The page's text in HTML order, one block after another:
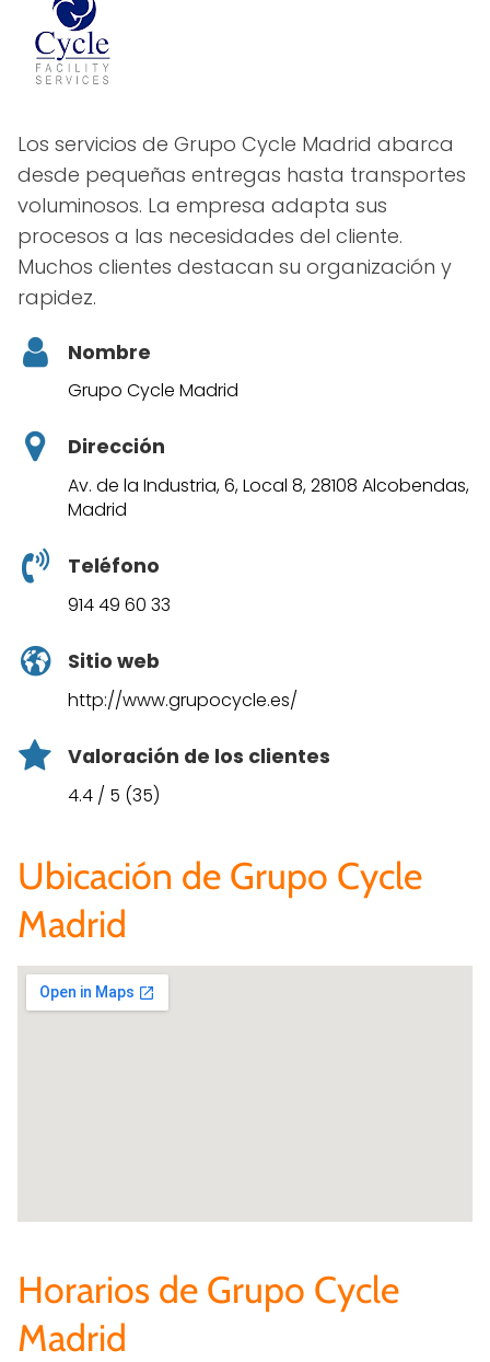
Los servicios de Grupo Cycle Madrid abarca
desde pequeñas entregas hasta transportes
voluminosos. La empresa adapta sus
procesos a las necesidades del cliente.
Muchos clientes destacan su organización y
rapidez.
Nombre
Grupo Cycle Madrid
Dirección
Av. de la Industria, 6, Local 8, 28108 Alcobendas,
Madrid
Teléfono
914 49 60 33
Sitio web
http://www.grupocycle.es/
Valoración de los clientes
4.4 / 5 (35)
Ubicación de Grupo Cycle
Madrid
Horarios de Grupo Cycle
Madrid